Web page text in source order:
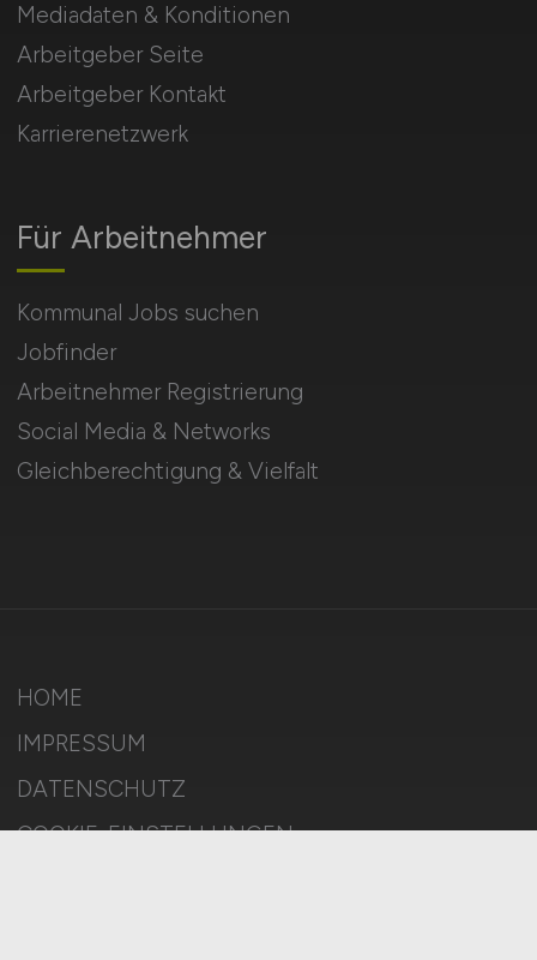
Für Arbeitnehmer
Kommunal Jobs suchen
Jobfinder
Arbeitnehmer Registrierung
Social Media & Networks
Gleichberechtigung & Vielfalt
Mediadaten & Konditionen
Arbeitgeber Seite
Arbeitgeber Kontakt
Karrierenetzwerk
HOME
IMPRESSUM
DATENSCHUTZ
COOKIE-EINSTELLUNGEN